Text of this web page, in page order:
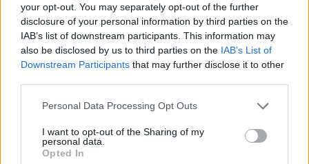
your opt-out. You may separately opt-out of the further
disclosure of your personal information by third parties on the
IAB’s list of downstream participants. This information may
also be disclosed by us to third parties on the IAB’s List of
Downstream Participants that may further disclose it to other
Personal Data Processing Opt Outs
I want to opt-out of the Sharing of my
personal data.
Opted In